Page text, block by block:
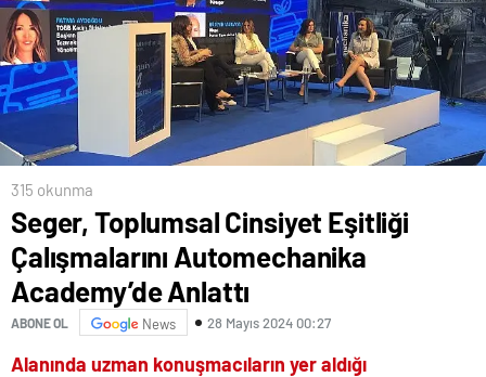
315 okunma
Seger, Toplumsal Cinsiyet Eşitliği
Çalışmalarını Automechanika
Academy’de Anlattı
ABONE OL News 28 Mayıs 2024 00:27
Alanında uzman konuşmacıların yer aldığı